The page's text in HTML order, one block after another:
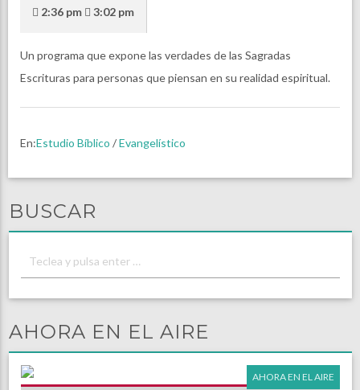
2:36 pm 3:02 pm
Un programa que expone las verdades de las Sagradas
Escrituras para personas que piensan en su realidad espiritual.
En:Estudio Bíblico /Evangelístico
BUSCAR
AHORA EN EL AIRE
AHORA EN EL AIRE